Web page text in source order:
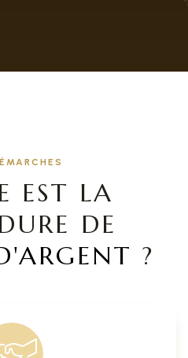
EST LA
DE
?